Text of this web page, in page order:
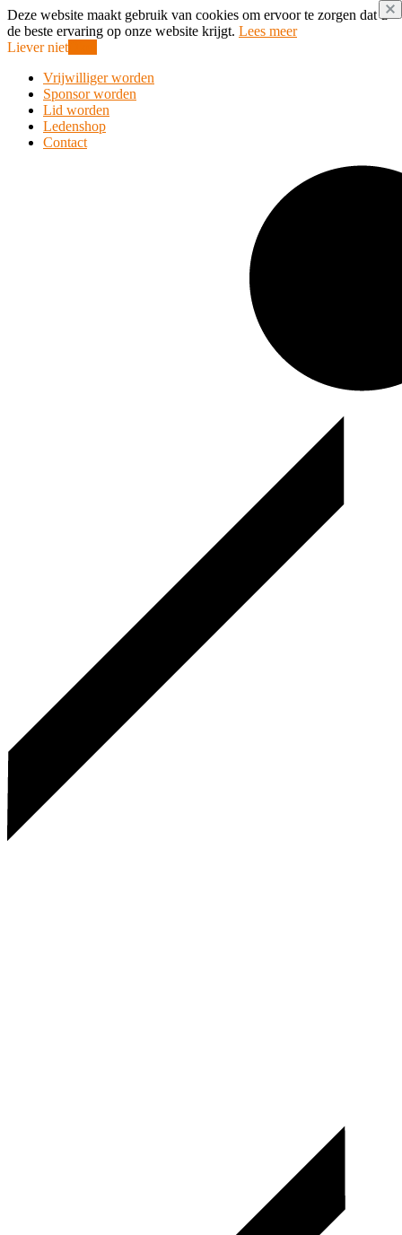
Deze website maakt gebruik van cookies om ervoor te zorgen dat u
de beste ervaring op onze website krijgt. Lees meer
Liever niet
Vrijwilliger worden
Sponsor worden
Lid worden
Ledenshop
Contact